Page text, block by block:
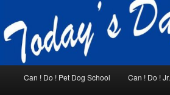
Can ! Do ! Pet Dog School Can ! Do ! Jr.